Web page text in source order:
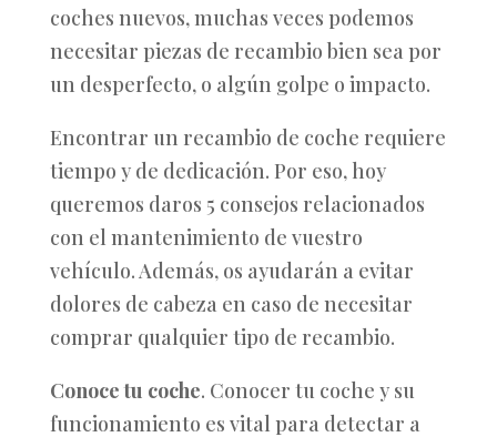
coches nuevos, muchas veces podemos
necesitar piezas de recambio bien sea por
un desperfecto, o algún golpe o impacto.
Encontrar un recambio de coche requiere
tiempo y de dedicación. Por eso, hoy
queremos daros 5 consejos relacionados
con el mantenimiento de vuestro
vehículo. Además, os ayudarán a evitar
dolores de cabeza en caso de necesitar
comprar qualquier tipo de recambio.
Conoce tu coche. Conocer tu coche y su
funcionamiento es vital para detectar a